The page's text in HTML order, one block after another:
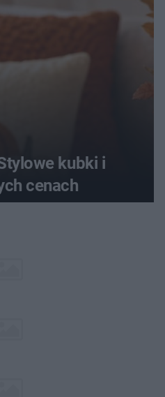
kubki i
cenach